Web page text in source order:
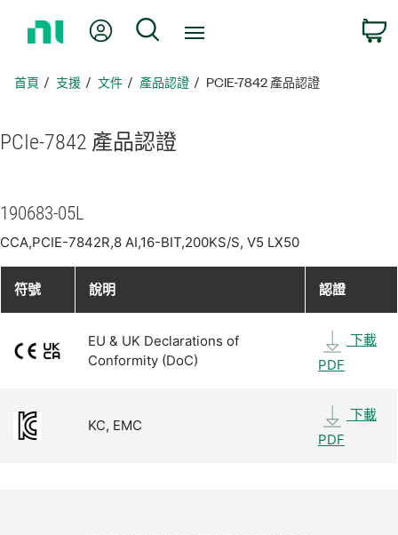
頁
我的帳號 搜尋
首頁 支援 文件 產品認證 PCIE-7842 產品認證
PCIe-7842 產品認證
190683-05L
CCA,PCIE-7842R,8 AI,16-BIT,200KS/S, V5 LX50
符號 說明 認證
EU & UK Declarations of
Conformity (DoC)
下載
PDF
KC, EMC
下載
PDF